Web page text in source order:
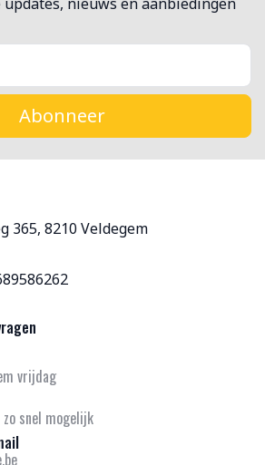
Abonneer
365, 8210 Veldegem
vrijdag
snel mogelijk